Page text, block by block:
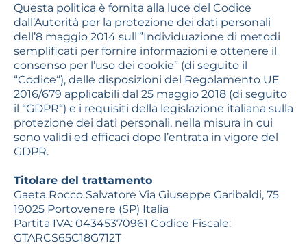
Questa politica è fornita alla luce del Codice
dall’Autorità per la protezione dei dati personali
dell’8 maggio 2014 sull'”Individuazione di metodi
semplificati per fornire informazioni e ottenere il
consenso per l’uso dei cookie” (di seguito il
“Codice“), delle disposizioni del Regolamento UE
2016/679 applicabili dal 25 maggio 2018 (di seguito
il “GDPR“) e i requisiti della legislazione italiana sulla
protezione dei dati personali, nella misura in cui
sono validi ed efficaci dopo l’entrata in vigore del
GDPR.
Titolare del trattamento
Gaeta Rocco Salvatore Via Giuseppe Garibaldi, 75
19025 Portovenere (SP) Italia
Partita IVA: 04345370961 Codice Fiscale:
GTARCS65C18G712T